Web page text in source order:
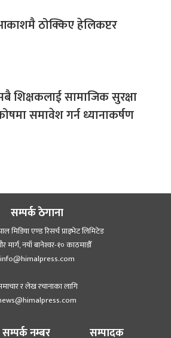
ठोक्किए हेलिकप्टर
शिक्षकलाई सामाजिक सुरक्षा
समावेश गर्न ध्यानाकर्षण
सम्पर्क ठेगाना
मिडिया एण्ड रिसर्च प्राइभेट लिमिटेड
मार्ग, नयाँ बानेश्‍वर-१० काठमाडौँ
info@himalpress.com
र लेख रचानाका लागि
सम्पर्क नम्बर सम्पादक